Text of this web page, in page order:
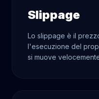
Slippage
Lo slippage è il
l'esecuzione del
si muove